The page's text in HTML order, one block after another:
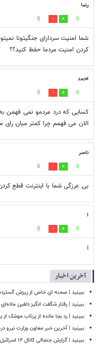
رضا
0
0
شما امنیت سردارای جنگیتونا
کردن امنیت مردما حفظ کنید؟؟
احمد
0
0
کسایی که درد مردمو نمی فهمن
الان می فهمم چرا کمتر میان رای
ناصر
0
0
بی عرزگی شما با اینترنت قطع
ا
0
0
ا
آخرین اخبار
ببینید | صحنه ای خاص از ریزش
ببینید | رفتار شگفت انگیز دلفین
ببینید | رد بجا مانده از پرتاب
ببینید | آخرین خبر معاون وزارت نیرو
ببینید | گزارش جنجالی کانال ۱۲ اسرائیل درباره موج مهاجرت از اسراییل